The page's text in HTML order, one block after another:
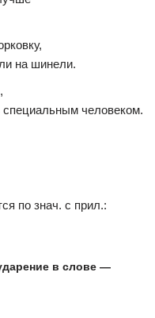
на шинели.
специальным человеком.
по знач. с прил.:
в слове —